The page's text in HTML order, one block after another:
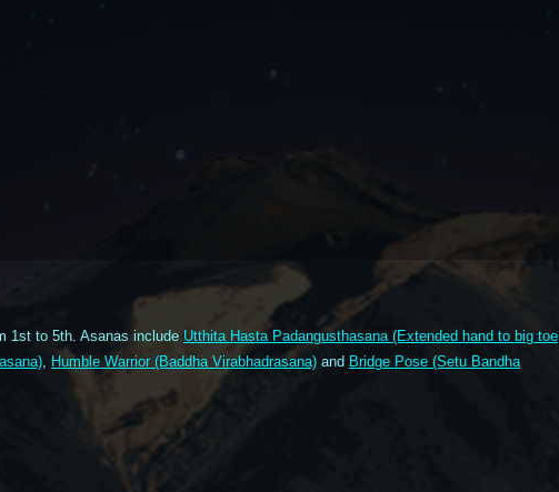
1st to 5th. Asanas include Utthita Hasta Padangusthasana (Extended hand to big toe
, Humble Warrior (Baddha Virabhadrasana) and Bridge Pose (Setu Bandha